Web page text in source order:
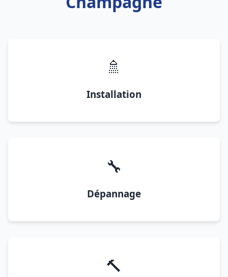
🚿
Installation
🔧
Dépannage
🔨